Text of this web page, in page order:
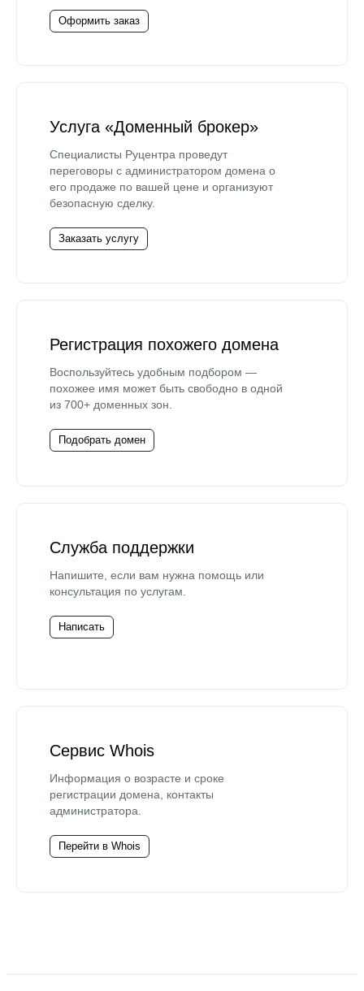
Оформить заказ
Услуга «Доменный брокер»
Специалисты Руцентра проведут
переговоры с администратором домена о
его продаже по вашей цене и организуют
безопасную сделку.
Заказать услугу
Регистрация похожего домена
Воспользуйтесь удобным подбором —
похожее имя может быть свободно в одной
из 700+ доменных зон.
Подобрать домен
Служба поддержки
Напишите, если вам нужна помощь или
консультация по услугам.
Написать
Сервис Whois
Информация о возрасте и сроке
регистрации домена, контакты
администратора.
Перейти в Whois